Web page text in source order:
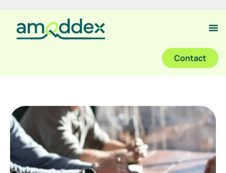
Contact